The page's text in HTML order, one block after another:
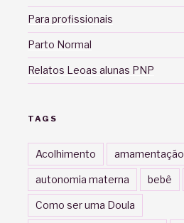
Para profissionais
Parto Normal
Relatos Leoas alunas PNP
TAGS
Acolhimento amamentação
autonomia materna bebê
Como ser uma Doula